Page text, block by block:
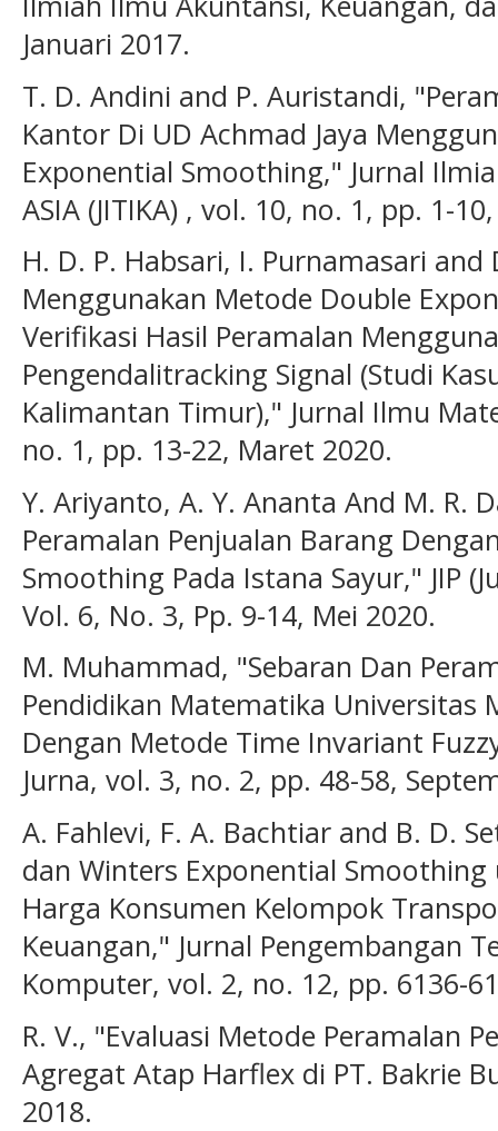
Januari 2017.
T. D. Andini and P. Auristandi,
Kantor Di UD Achmad Jaya
Exponential Smoothing," Jurnal
ASIA (JITIKA) , vol. 10, no. 1, pp. 1-
H. D. P. Habsari, I. Purnamasari
Menggunakan Metode Double
Verifikasi Hasil Peramalan
Pengendalitracking Signal (Studi
Kalimantan Timur)," Jurnal Ilmu
no. 1, pp. 13-22, Maret 2020.
Y. Ariyanto, A. Y. Ananta And M. R.
Peramalan Penjualan Barang
Smoothing Pada Istana Sayur," JIP
Vol. 6, No. 3, Pp. 9-14, Mei 2020.
M. Muhammad, "Sebaran Dan
Pendidikan Matematika Universitas
Dengan Metode Time Invariant
Jurna, vol. 3, no. 2, pp. 48-58,
A. Fahlevi, F. A. Bachtiar and B. D.
dan Winters Exponential
Harga Konsumen Kelompok
Keuangan," Jurnal Pengembangan
Komputer, vol. 2, no. 12, pp. 6136-
R. V., "Evaluasi Metode Peramalan
Agregat Atap Harflex di PT. Bakrie
2018.